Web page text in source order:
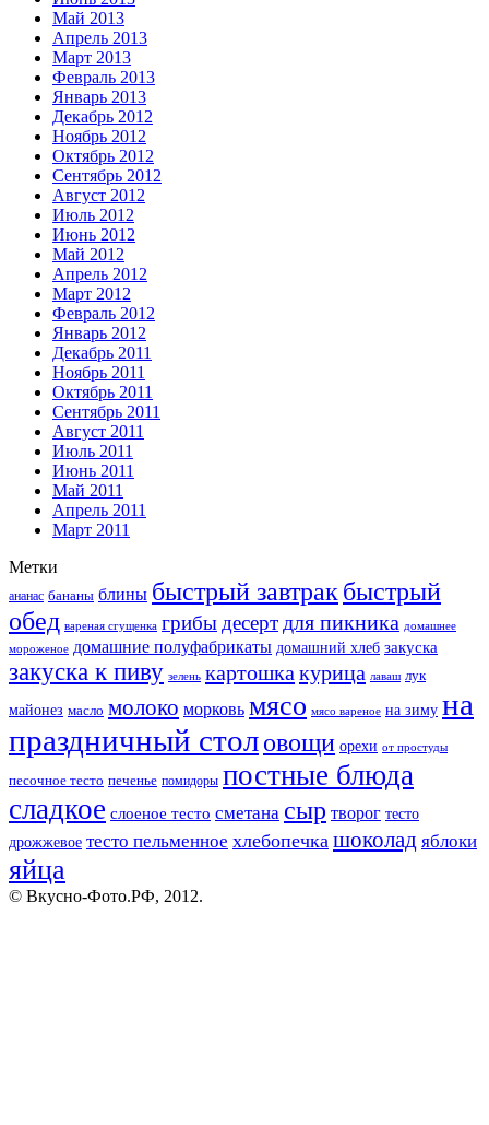
Май 2013
Апрель 2013
Март 2013
Февраль 2013
Январь 2013
Декабрь 2012
Ноябрь 2012
Октябрь 2012
Сентябрь 2012
Август 2012
Июль 2012
Июнь 2012
Май 2012
Апрель 2012
Март 2012
Февраль 2012
Январь 2012
Декабрь 2011
Ноябрь 2011
Октябрь 2011
Сентябрь 2011
Август 2011
Июль 2011
Июнь 2011
Май 2011
Апрель 2011
Март 2011
Метки
ананас бананы блины быстрый завтракбыстрый
обед вареная сгущенка грибыдесерт для пикника домашнее
мороженое домашние полуфабрикаты домашний хлеб закуска
закуска к пиву зелень картошка курица лаваш лук
майонез масло молоко морковь мясо мясо вареное на зиму на
праздничный столовощи орехи от простуды
песочное тесто печенье помидоры постные блюда
сладкое слоеное тесто сметана сыр творог тесто
дрожжевое тесто пельменное хлебопечка шоколад яблоки
яйца
© Вкусно-Фото.РФ, 2012.